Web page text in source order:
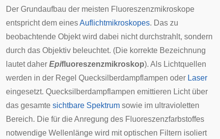
Der Grundaufbau der meisten Fluoreszenzmikroskope
entspricht dem einesAuflichtmikroskopes. Das zu
beobachtende Objekt wird dabei nicht durchstrahlt, sondern
durch das Objektiv beleuchtet. (Die korrekte Bezeichnung
lautet daher Epifluoreszenzmikroskop). Als Lichtquellen
werden in der Regel Quecksilberdampflampen oder Laser
eingesetzt. Quecksilberdampflampen emittieren Licht über
das gesamte sichtbare Spektrum sowie im ultravioletten
Bereich. Die für die Anregung des Fluoreszenzfarbstoffes
notwendige Wellenlänge wird mitoptischen Filtern isoliert